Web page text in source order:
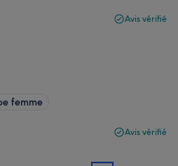
Avis vérifié
femme
Avis vérifié